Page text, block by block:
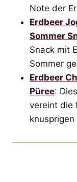
Note der
Erdbeer
Sommer
Snack mit
Sommer
Erdbeer
Püree:
vereint die